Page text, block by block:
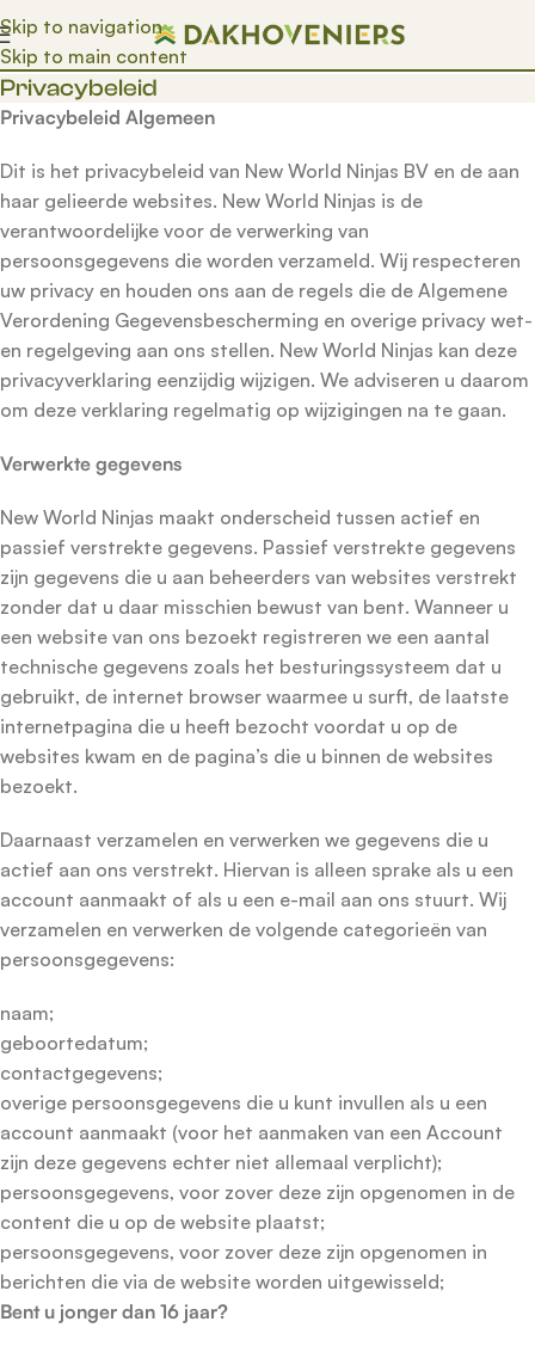
Skip to navigation
Skip to main content
Privacybeleid
Privacybeleid Algemeen
Dit is het privacybeleid van New World Ninjas BV en de aan
haar gelieerde websites. New World Ninjas is de
verantwoordelijke voor de verwerking van
persoonsgegevens die worden verzameld. Wij respecteren
uw privacy en houden ons aan de regels die de Algemene
Verordening Gegevensbescherming en overige privacy wet-
en regelgeving aan ons stellen. New World Ninjas kan deze
privacyverklaring eenzijdig wijzigen. We adviseren u daarom
om deze verklaring regelmatig op wijzigingen na te gaan.
Verwerkte gegevens
New World Ninjas maakt onderscheid tussen actief en
passief verstrekte gegevens. Passief verstrekte gegevens
zijn gegevens die u aan beheerders van websites verstrekt
zonder dat u daar misschien bewust van bent. Wanneer u
een website van ons bezoekt registreren we een aantal
technische gegevens zoals het besturingssysteem dat u
gebruikt, de internet browser waarmee u surft, de laatste
internetpagina die u heeft bezocht voordat u op de
websites kwam en de pagina’s die u binnen de websites
bezoekt.
Daarnaast verzamelen en verwerken we gegevens die u
actief aan ons verstrekt. Hiervan is alleen sprake als u een
account aanmaakt of als u een e-mail aan ons stuurt. Wij
verzamelen en verwerken de volgende categorieën van
persoonsgegevens:
naam;
geboortedatum;
contactgegevens;
overige persoonsgegevens die u kunt invullen als u een
account aanmaakt (voor het aanmaken van een Account
zijn deze gegevens echter niet allemaal verplicht);
persoonsgegevens, voor zover deze zijn opgenomen in de
content die u op de website plaatst;
persoonsgegevens, voor zover deze zijn opgenomen in
berichten die via de website worden uitgewisseld;
Bent u jonger dan 16 jaar?